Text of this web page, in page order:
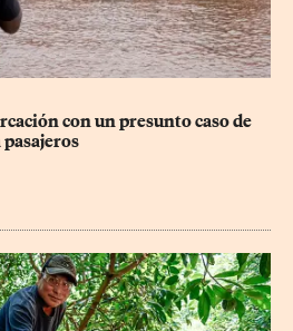
con un presunto caso de